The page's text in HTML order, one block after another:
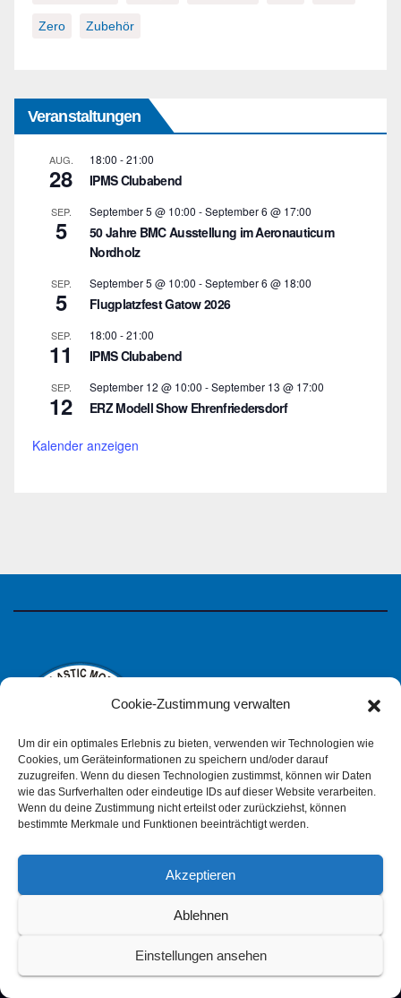
Cookie-Zustimmung verwalten
Um dir ein optimales Erlebnis zu bieten, verwenden wir Technologien wie
Cookies, um Geräteinformationen zu speichern und/oder darauf
zuzugreifen. Wenn du diesen Technologien zustimmst, können wir Daten
wie das Surfverhalten oder eindeutige IDs auf dieser Website verarbeiten.
Wenn du deine Zustimmung nicht erteilst oder zurückziehst, können
bestimmte Merkmale und Funktionen beeinträchtigt werden.
Akzeptieren
Ablehnen
Einstellungen ansehen
Zero Zubehör
Veranstaltungen
AUG.
28
18:00 -21:00
IPMS Clubabend
SEP.
5
September 5 @ 10:00 -September 6 @ 17:00
50 Jahre BMC Ausstellung im Aeronauticum
Nordholz
SEP.
5
September 5 @ 10:00 -September 6 @ 18:00
Flugplatzfest Gatow 2026
SEP.
11
18:00 -21:00
IPMS Clubabend
SEP.
12
September 12 @ 10:00 -September 13 @ 17:00
ERZ Modell Show Ehrenfriedersdorf
Kalender anzeigen
IPMS Deutschland
Datenschutzerklärung (pdf)